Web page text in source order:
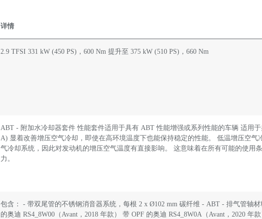
详情
2.9 TFSI 331 kW (450 PS)，600 Nm 提升至 375 kW (510 PS)，660 Nm
ABT - 附加水冷却器套件 性能套件适用于具有 ABT 性能增强或系列性能的车辆 适用于
A) 显着改善增压空气冷却，即使在高环境温度下也能保持稳定的性能。 低温增压空
气冷却系统，因此对发动机的增压空气温度有直接影响。 这意味着在所有可能的使用
力。
包含： - 带双尾管的不锈钢消音器系统，每根 2 x Ø102 mm 碳纤维 - ABT - 排气管轴
的奥迪 RS4_8W00（Avant，2018 年款） 带 OPF 的奥迪 RS4_8W0A（Avant，2020 年款